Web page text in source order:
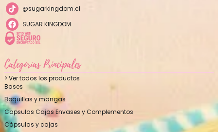
@sugarkingdom.cl
SUGAR KINGDOM
Categorías Principales
> Ver todos los productos
Bases
Boquillas y mangas
Capsulas Cajas Envases y Complementos
Cápsulas y cajas